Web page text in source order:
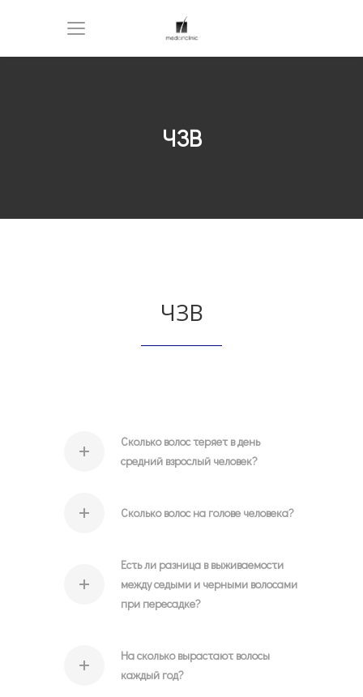
ЧЗВ
ЧЗВ
Сколько волос теряет в день
средний взрослый человек?
Сколько волос на голове человека?
Есть ли разница в выживаемости
между седыми и черными волосами
при пересадке?
На сколько вырастают волосы
каждый год?